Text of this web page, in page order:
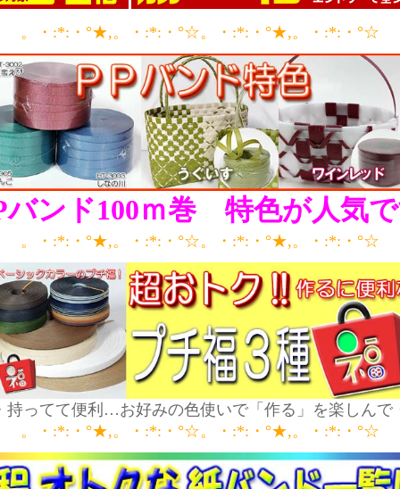
。・:*:・°★,。・:*:・°☆。・:*:・°★,。・:*:・°☆
ンド100ｍ巻 特色が人気
。・:*:・°★,。・:*:・°☆。・:*:・°★,。・:*:・°☆
持ってて便利…お好みの色使いで「作る」を楽しんで
。・:*:・°★,。・:*:・°☆。・:*:・°★,。・:*:・°☆